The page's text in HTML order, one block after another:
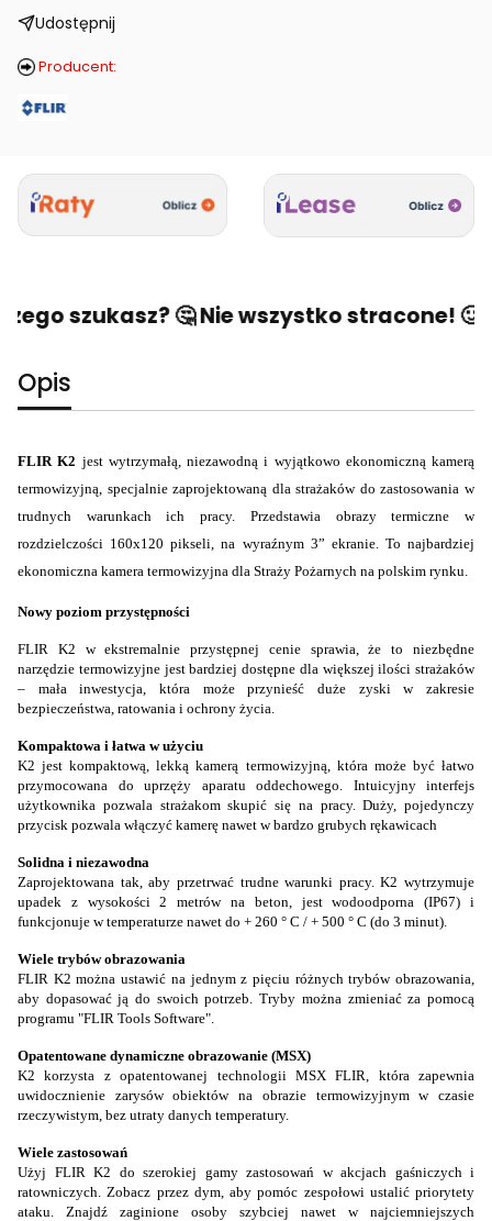
Udostępnij
Producent:
szukasz? 🤔 Nie wszystko stracone! 🙂
Opis
FLIR K2 jest wytrzymałą, niezawodną i wyjątkowo ekonomiczną kamerą
termowizyjną, specjalnie zaprojektowaną dla strażaków do zastosowania w
trudnych warunkach ich pracy. Przedstawia obrazy termiczne w
rozdzielczości 160x120 pikseli, na wyraźnym 3” ekranie. To najbardziej
ekonomiczna kamera termowizyjna dla Straży Pożarnych na polskim rynku.
Nowy poziom przystępności
FLIR K2 w ekstremalnie przystępnej cenie sprawia, że to niezbędne
narzędzie termowizyjne jest bardziej dostępne dla większej ilości strażaków
– mała inwestycja, która może przynieść duże zyski w zakresie
bezpieczeństwa, ratowania i ochrony życia.
Kompaktowa i łatwa w użyciu
K2 jest kompaktową, lekką kamerą termowizyjną, która może być łatwo
przymocowana do uprzęży aparatu oddechowego. Intuicyjny interfejs
użytkownika pozwala strażakom skupić się na pracy. Duży, pojedynczy
przycisk pozwala włączyć kamerę nawet w bardzo grubych rękawicach
Solidna i niezawodna
Zaprojektowana tak, aby przetrwać trudne warunki pracy. K2 wytrzymuje
upadek z wysokości 2 metrów na beton, jest wodoodporna (IP67) i
funkcjonuje w temperaturze nawet do + 260 ° C / + 500 ° C (do 3 minut).
Wiele trybów obrazowania
FLIR K2 można ustawić na jednym z pięciu różnych trybów obrazowania,
aby dopasować ją do swoich potrzeb. Tryby można zmieniać za pomocą
programu "FLIR Tools Software".
Opatentowane dynamiczne obrazowanie (MSX)
K2 korzysta z opatentowanej technologii MSX FLIR, która zapewnia
uwidocznienie zarysów obiektów na obrazie termowizyjnym w czasie
rzeczywistym, bez utraty danych temperatury.
Wiele zastosowań
Użyj FLIR K2 do szerokiej gamy zastosowań w akcjach gaśniczych i
ratowniczych. Zobacz przez dym, aby pomóc zespołowi ustalić priorytety
ataku. Znajdź zaginione osoby szybciej nawet w najciemniejszych